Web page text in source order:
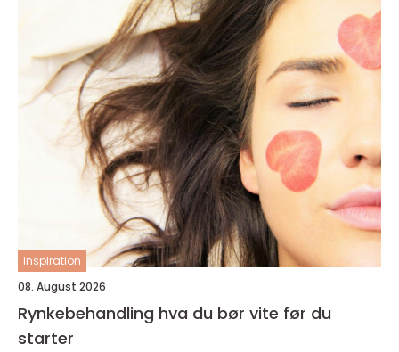
inspiration
08. August 2026
Rynkebehandling hva du bør vite før du
starter